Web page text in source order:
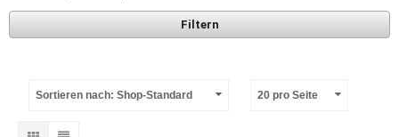
Filtern
Sortieren nach: Shop-Standard 20 pro Seite